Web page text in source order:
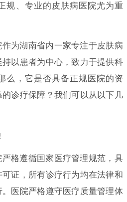
规、专业的皮肤病医院尤为重
为湖南省内一家专注于皮肤病
以患者为中心，致力于提供科
么，它是否具备正规医院的资
诊疗保障？我们可以从以下几
格遵循国家医疗管理规范，具
证，所有诊疗行为均在法律和
医院严格遵守医疗质量管理体